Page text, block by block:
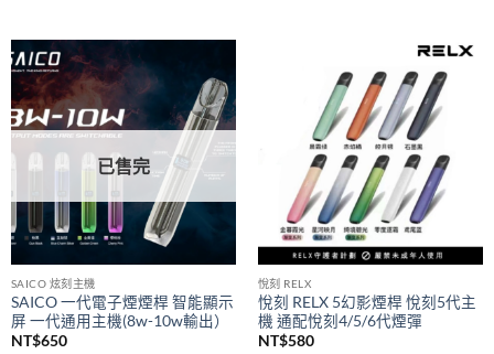
NT$550
NT$5,200
已售完
SAICO 炫刻主機
SAICO 一代電子煙煙桿 智能顯示
屏 一代通用主機(8w-10w輸出）
NT$650
悅刻 RELX
悅刻 RELX 5幻影煙桿 悅刻5代主
機 通配悅刻4/5/6代煙彈
NT$580